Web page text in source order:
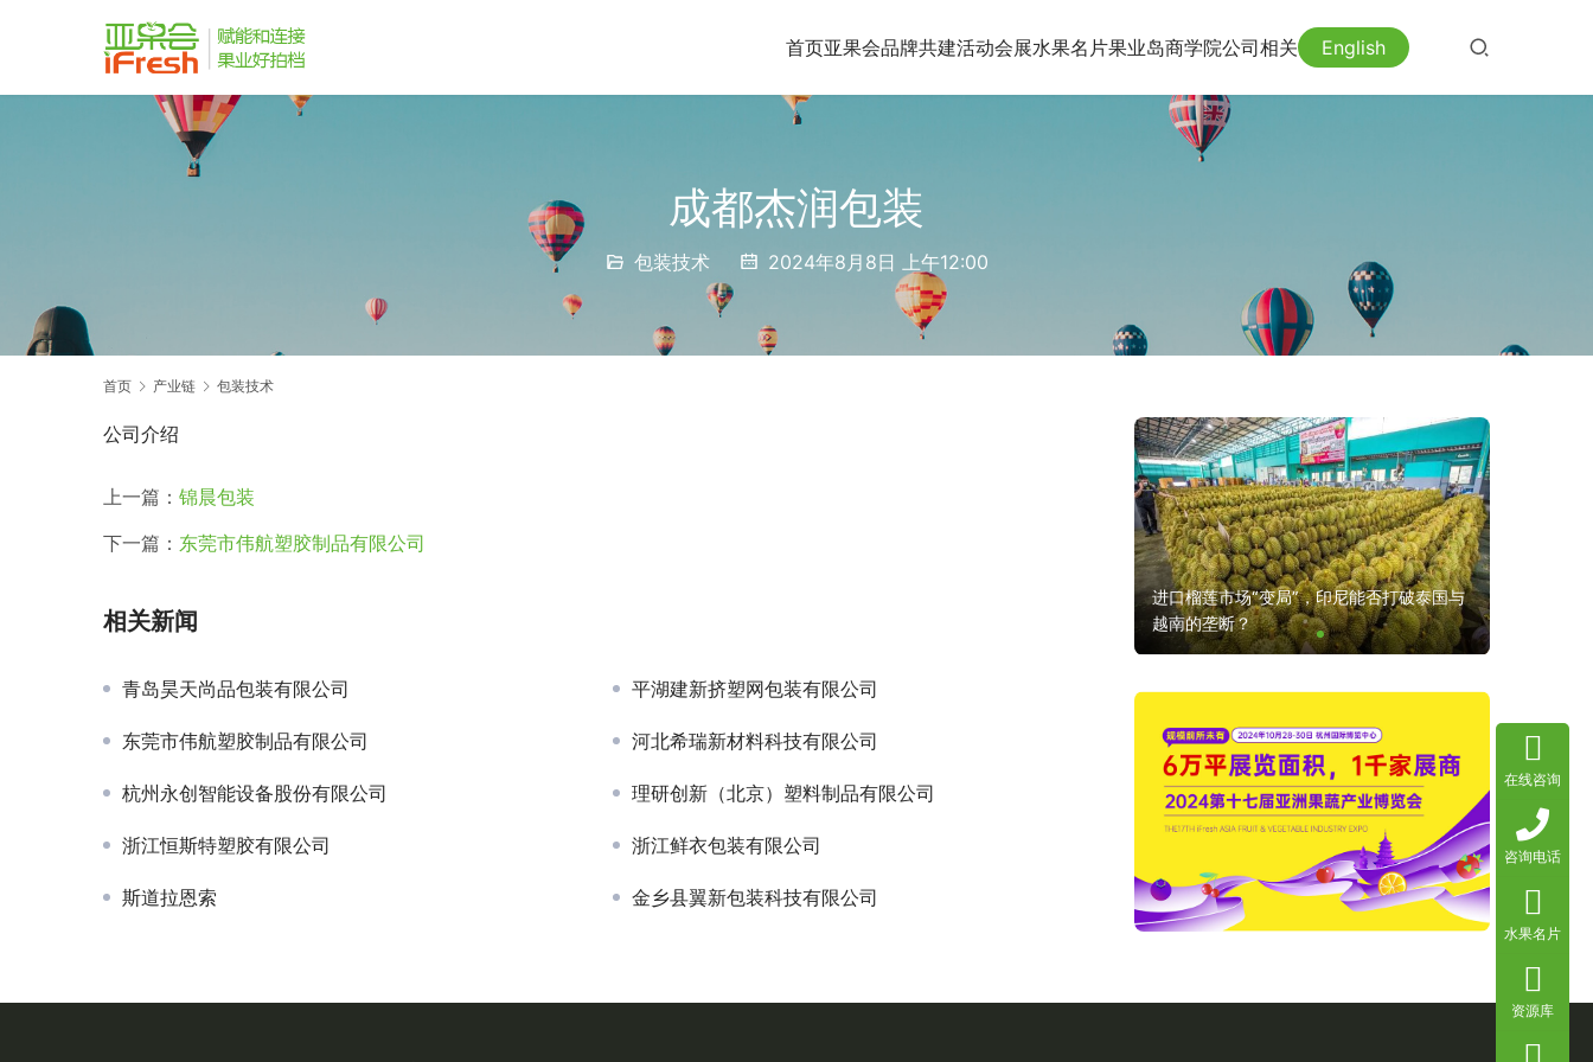
首页亚果会品牌共建活动会展水果名片果业岛商学院公司相关 English
成都杰润包装
包装技术 2024年8月8日 上午12:00
首页 产业链 包装技术
公司介绍
上一篇： 锦晨包装
下一篇： 东莞市伟航塑胶制品有限公司
相关新闻
青岛昊天尚品包装有限公司 平湖建新挤塑网包装有限公司
东莞市伟航塑胶制品有限公司 河北希瑞新材料科技有限公司
杭州永创智能设备股份有限公司 理研创新（北京）塑料制品有限公司
浙江恒斯特塑胶有限公司 浙江鲜衣包装有限公司
斯道拉恩索 金乡县翼新包装科技有限公司
进口榴莲市场“变局”，印尼能否打破泰国与
越南的垄断？
在线咨询
咨询电话
水果名片
资源库